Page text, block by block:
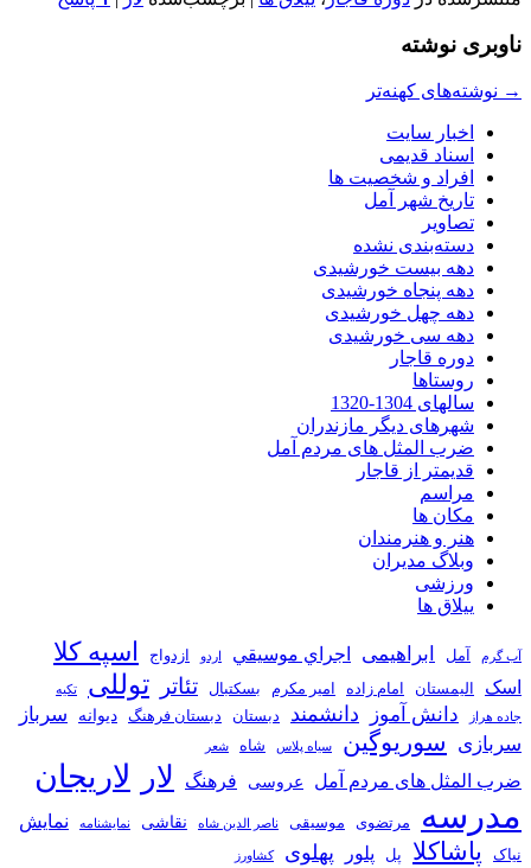
ناوبری نوشته
→ نوشته‌های کهنه‌تر
اخبار سایت
اسناد قدیمی
افراد و شخصیت ها
تاریخ شهر آمل
تصاویر
دسته‌بندی نشده
دهه بیست خورشیدی
دهه پنجاه خورشیدی
دهه چهل خورشیدی
دهه سی خورشیدی
دوره قاجار
روستاها
سالهای 1304-1320
شهرهای دیگر مازندران
ضرب المثل های مردم آمل
قدیمتر از قاجار
مراسم
مکان ها
هنر و هنرمندان
وبلاگ مدیران
ورزشی
ییلاق ها
آب گرم آمل ابراهیمی اجراي موسيقي اردو ازدواج اسپه کلا
اسک الیمستان امام زاده امیر مکرم بسکتبال تئاتر توللی تکیه
جاده هراز دانش آموز دانشمند دبستان دبستان فرهنگ دیوانه
سرباز
سربازی
سوریوگین سیاه پلاس شاه شعر
ضرب المثل های مردم آمل عروسی فرهنگ لار لاریجان
مدرسه مرتضوی موسیقی ناصر الدین شاه نقاشی نمايشنامه نمایش
نیاک پاشاکلا پل پلور پهلوی کشاورز